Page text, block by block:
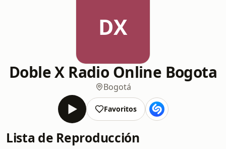
DX
Doble X Radio Online Bogota
Bogotá
Favoritos
Lista de Reproducción